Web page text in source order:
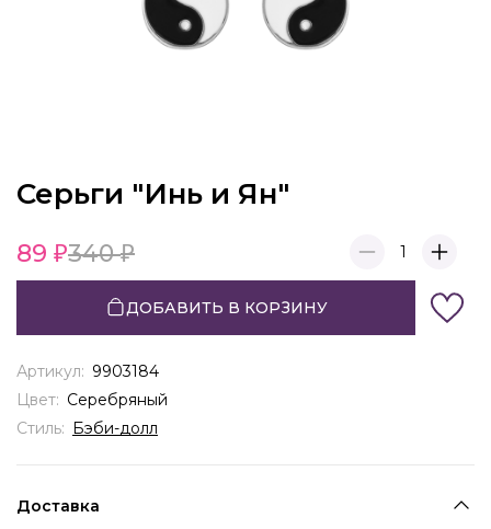
Серьги "Инь и Ян"
89 340 1
ДОБАВИТЬ В КОРЗИНУ
Артикул: 9903184
Цвет: Серебряный
Стиль: Бэби-долл
Доставка